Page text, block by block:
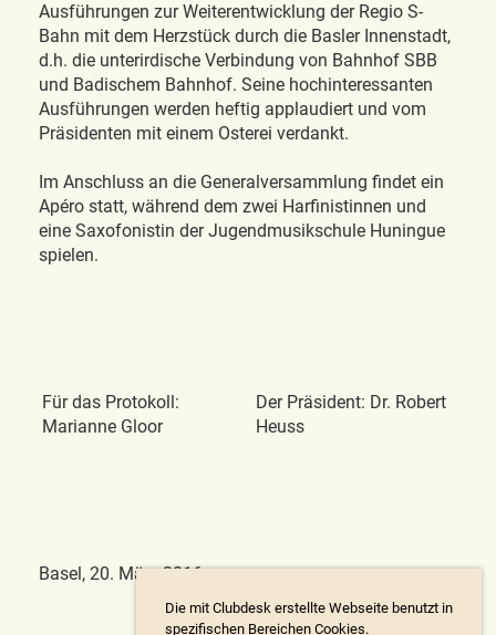
Die mit Clubdesk erstellte Webseite benutzt in
spezifischen Bereichen Cookies.
Ausführungen zur Weiterentwicklung der Regio S-
Bahn mit dem Herzstück durch die Basler Innenstadt,
d.h. die unterirdische Verbindung von Bahnhof SBB
und Badischem Bahnhof. Seine hochinteressanten
Ausführungen werden heftig applaudiert und vom
Präsidenten mit einem Osterei verdankt.
Im Anschluss an die Generalversammlung findet ein
Apéro statt, während dem zwei Harfinistinnen und
eine Saxofonistin der Jugendmusikschule Huningue
spielen.
Für das Protokoll:
Marianne Gloor
Der Präsident: Dr. Robert
Heuss
Basel, 20. März 2016